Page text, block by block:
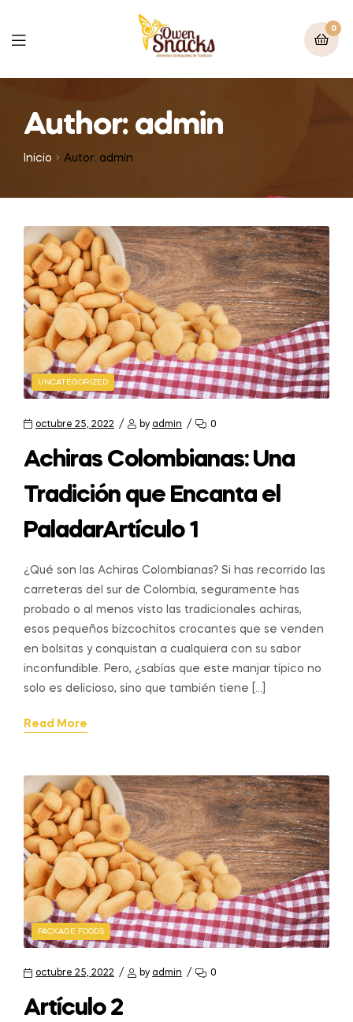
0
Author: admin
Inicio Autor: admin
UNCATEGORIZED
octubre 25, 2022 by admin 0
Achiras Colombianas: Una
Tradición que Encanta el
PaladarArtículo 1
¿Qué son las Achiras Colombianas? Si has recorrido las
carreteras del sur de Colombia, seguramente has
probado o al menos visto las tradicionales achiras,
esos pequeños bizcochitos crocantes que se venden
en bolsitas y conquistan a cualquiera con su sabor
inconfundible. Pero, ¿sabías que este manjar típico no
solo es delicioso, sino que también tiene […]
Read More
PACKAGE FOODS
octubre 25, 2022 by admin 0
Artículo 2